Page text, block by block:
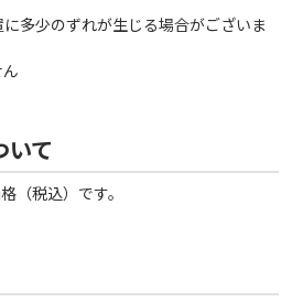
多少のずれが生じる場合がございま
いて
（税込）です。